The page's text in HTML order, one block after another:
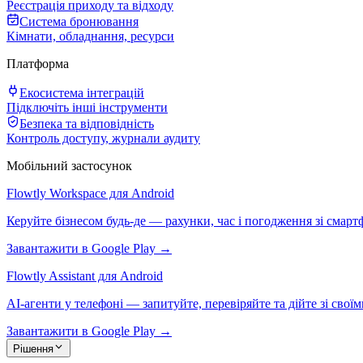
Реєстрація приходу та відходу
Система бронювання
Кімнати, обладнання, ресурси
Платформа
Екосистема інтеграцій
Підключіть інші інструменти
Безпека та відповідність
Контроль доступу, журнали аудиту
Мобільний застосунок
Flowtly Workspace для Android
Керуйте бізнесом будь-де — рахунки, час і погодження зі
Завантажити в Google Play →
Flowtly Assistant для Android
AI-агенти у телефоні — запитуйте, перевіряйте та дійте зі
Завантажити в Google Play →
Рішення